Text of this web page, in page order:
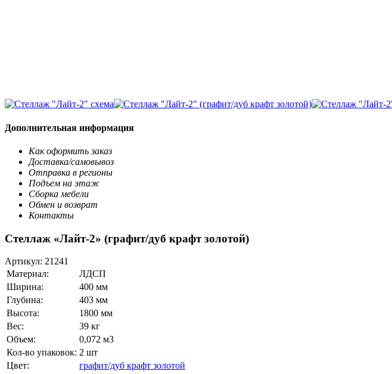
Дополнительная информация
Как оформить заказ
Доставка/самовывоз
Отправка в регионы
Подъем на этаж
Сборка мебели
Обмен и возврат
Контакты
Стеллаж «Лайт-2» (графит/дуб крафт золотой)
Артикул: 21241
Материал:
ЛДСП
Ширина:
400 мм
Глубина:
403 мм
Высота:
1800 мм
Вес:
39 кг
Объем:
0,072 м3
Кол-во упаковок: 2 шт
Цвет:
графит/дуб крафт золотой